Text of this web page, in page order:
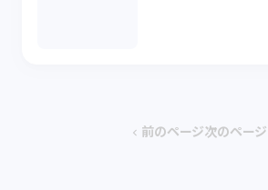
chevron_left 前のページ次のページ